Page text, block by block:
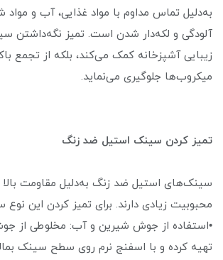
به‌دلیل تماس مداوم با مواد غذایی، آب و مواد
آلودگی و لکه‌دار شدن است. تمیز نگه‌داشتن
زیبایی آشپزخانه کمک می‌کند، بلکه از تجمع
میکروب‌ها جلوگیری می‌نماید.
تمیز کردن سینک استیل ضد زنگ
سینک‌های استیل ضد زنگ به‌دلیل مقاومت بالا
محبوبیت زیادی دارند. برای تمیز کردن این
•استفاده از جوش شیرین و آب: مخلوطی از
تهیه کرده و با اسفنج نرم روی سطح سینک